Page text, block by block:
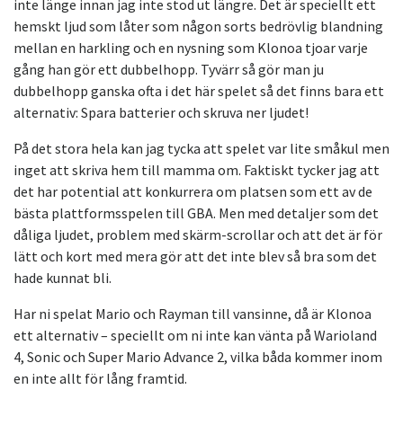
inte länge innan jag inte stod ut längre. Det är speciellt ett
hemskt ljud som låter som någon sorts bedrövlig blandning
mellan en harkling och en nysning som Klonoa tjoar varje
gång han gör ett dubbelhopp. Tyvärr så gör man ju
dubbelhopp ganska ofta i det här spelet så det finns bara ett
alternativ: Spara batterier och skruva ner ljudet!
På det stora hela kan jag tycka att spelet var lite småkul men
inget att skriva hem till mamma om. Faktiskt tycker jag att
det har potential att konkurrera om platsen som ett av de
bästa plattformsspelen till GBA. Men med detaljer som det
dåliga ljudet, problem med skärm-scrollar och att det är för
lätt och kort med mera gör att det inte blev så bra som det
hade kunnat bli.
Har ni spelat Mario och Rayman till vansinne, då är Klonoa
ett alternativ – speciellt om ni inte kan vänta på Warioland
4, Sonic och Super Mario Advance 2, vilka båda kommer inom
en inte allt för lång framtid.